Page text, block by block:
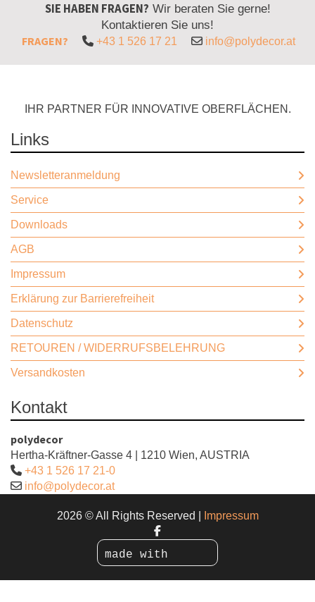
SIE HABEN FRAGEN? Wir beraten Sie gerne!
Kontaktieren Sie uns!
FRAGEN? +43 1 526 17 21 info@polydecor.at
IHR PARTNER FÜR INNOVATIVE OBERFLÄCHEN.
Links
Newsletteranmeldung
Service
Downloads
AGB
Impressum
Erklärung zur Barrierefreiheit
Datenschutz
RETOUREN / WIDERRUFSBELEHRUNG
Versandkosten
Kontakt
polydecor
Hertha-Kräftner-Gasse 4 | 1210 Wien, AUSTRIA
+43 1 526 17 21-0
info@polydecor.at
2026 © All Rights Reserved Impressum
made with